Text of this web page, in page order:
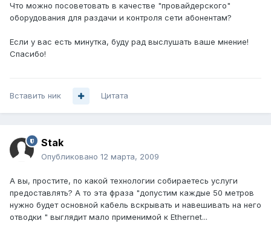
Что можно посоветовать в качестве "провайдерского"
оборудования для раздачи и контроля сети абонентам?
Если у вас есть минутка, буду рад выслушать ваше мнение!
Спасибо!
Вставить ник Цитата
Stak
Опубликовано 12 марта, 2009
А вы, простите, по какой технологии собираетесь услуги
предоставлять? А то эта фраза "допустим каждые 50 метров
нужно будет основной кабель вскрывать и навешивать на него
отводки " выглядит мало применимой к Ethernet...